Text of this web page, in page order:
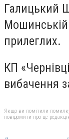
Галицький
прилеглих.
КП
вибачення
Якщо ви помітили
повідомити про це